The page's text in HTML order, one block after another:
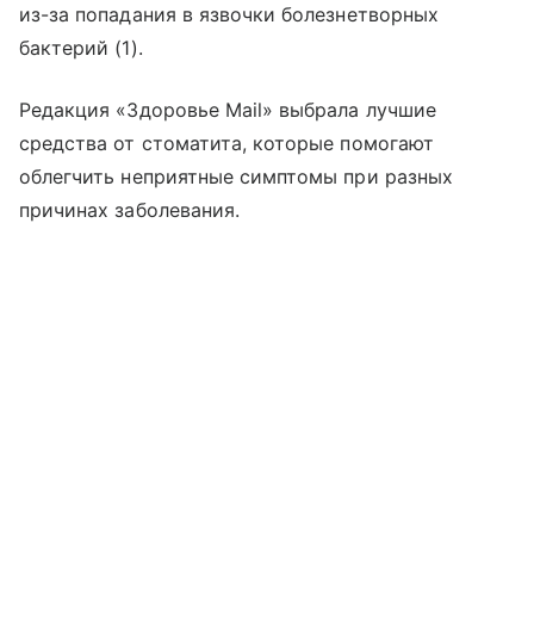
из-за попадания в язвочки болезнетворных
бактерий (1).
Редакция «Здоровье Mail» выбрала лучшие
средства от стоматита, которые помогают
облегчить неприятные симптомы при разных
причинах заболевания.